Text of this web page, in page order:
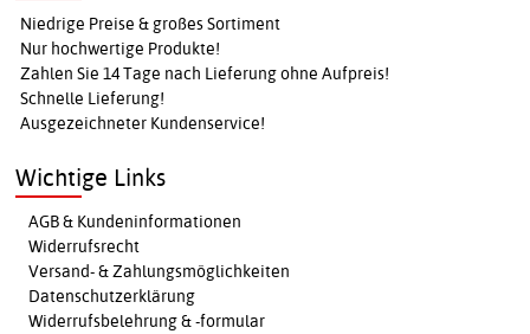
Niedrige Preise & großes Sortiment
Nur hochwertige Produkte!
Zahlen Sie 14 Tage nach Lieferung ohne Aufpreis!
Schnelle Lieferung!
Ausgezeichneter Kundenservice!
Wichtige Links
AGB & Kundeninformationen
Widerrufsrecht
Versand- & Zahlungsmöglichkeiten
Datenschutzerklärung
Widerrufsbelehrung & -formular